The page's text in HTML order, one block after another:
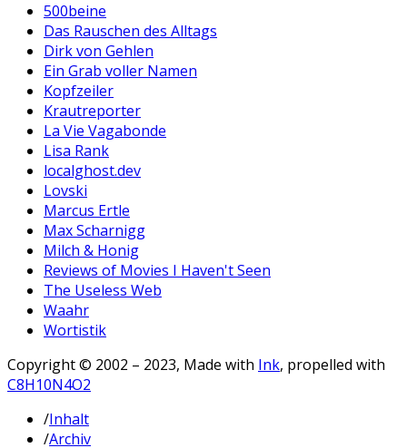
500beine
Das Rauschen des Alltags
Dirk von Gehlen
Ein Grab voller Namen
Kopfzeiler
Krautreporter
La Vie Vagabonde
Lisa Rank
localghost.dev
Lovski
Marcus Ertle
Max Scharnigg
Milch & Honig
Reviews of Movies I Haven't Seen
The Useless Web
Waahr
Wortistik
Copyright © 2002 – 2023, Made with Ink, propelled with
C8H10N4O2
/Inhalt
/Archiv